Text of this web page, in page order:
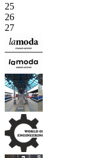
25
26
27